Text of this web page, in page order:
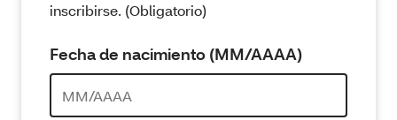
inscribirse. (Obligatorio)
Fecha de nacimiento (MM/AAAA)